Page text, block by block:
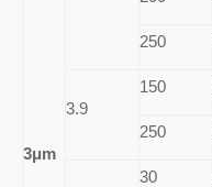
3μm
250
3.9
150
250
30